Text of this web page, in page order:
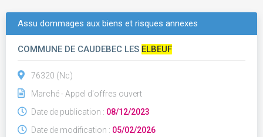
Assu dommages aux biens et risques annexes
COMMUNE DE CAUDEBEC LES ELBEUF
76320 (Nc)
Marché - Appel d'offres ouvert
Date de publication : 08/12/2023
Date de modification : 05/02/2026